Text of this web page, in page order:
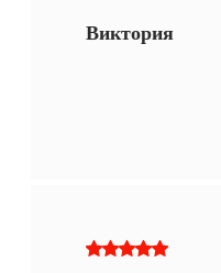
Виктория